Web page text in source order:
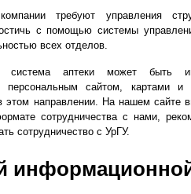
требуют управления
с помощью системы
всех отделов.
система аптеки может быть
персональным сайтом, картами
направлении. На нашем сайте
сотрудничества с нами,
сотрудничество с УрГУ.